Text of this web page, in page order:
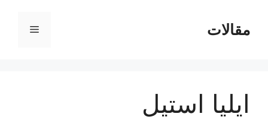
محتوامقالات فهرست
ایلیا استیل